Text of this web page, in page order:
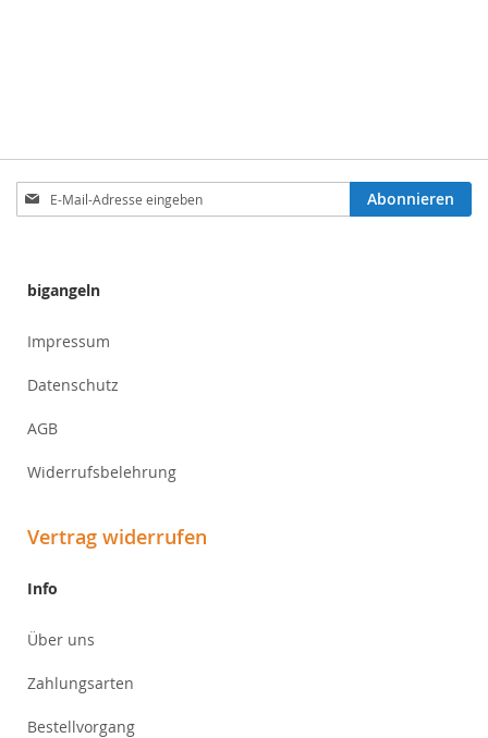
Anmeldung
zum
Abonnieren
bigangeln
Impressum
Datenschutz
AGB
Widerrufsbelehrung
Vertrag widerrufen
Info
Über uns
Zahlungsarten
Bestellvorgang